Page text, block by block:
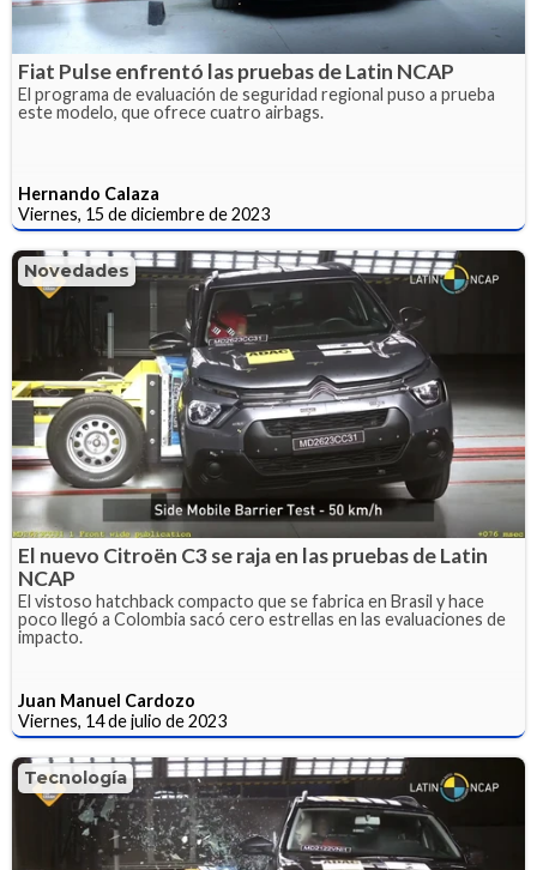
Fiat Pulse enfrentó las pruebas de Latin NCAP
El programa de evaluación de seguridad regional puso a prueba
este modelo, que ofrece cuatro airbags.
Hernando Calaza
Viernes, 15 de diciembre de 2023
Novedades
El nuevo Citroën C3 se raja en las pruebas de Latin
NCAP
El vistoso hatchback compacto que se fabrica en Brasil y hace
poco llegó a Colombia sacó cero estrellas en las evaluaciones de
impacto.
Juan Manuel Cardozo
Viernes, 14 de julio de 2023
Tecnología